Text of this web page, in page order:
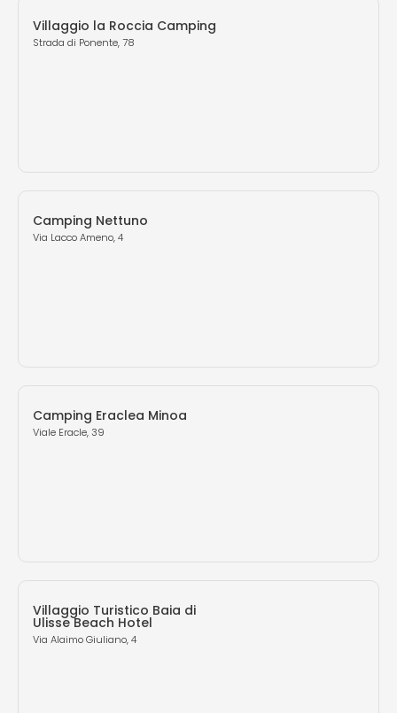
Villaggio la Roccia Camping
Strada di Ponente, 78
Camping Nettuno
Via Lacco Ameno, 4
Camping Eraclea Minoa
Viale Eracle, 39
Villaggio Turistico Baia di
Ulisse Beach Hotel
Via Alaimo Giuliano, 4